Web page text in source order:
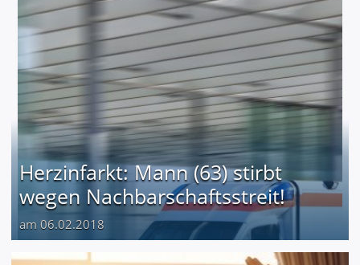
Herzinfarkt: Mann (63) stirbt
wegen Nachbarschaftsstreit!
am 06.02.2018